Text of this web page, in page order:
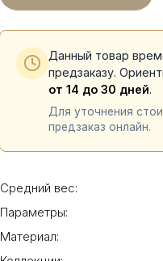
Данный товар
предзаказу.
от 14 до 30 дней.
Для уточнения
предзаказ онлайн.
Средний вес:
Параметры:
Материал: